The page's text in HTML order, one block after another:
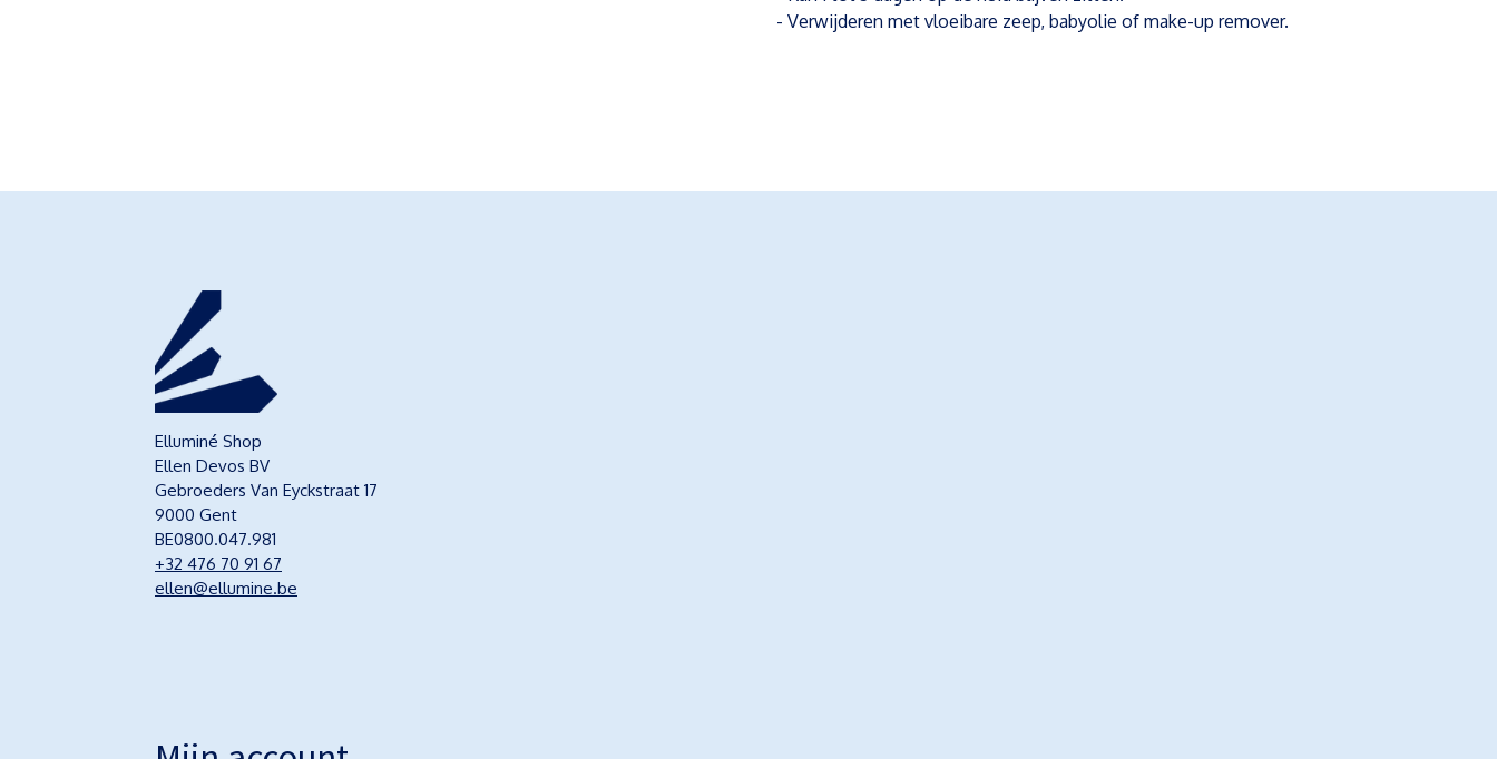
- Verwijderen met vloeibare zeep, babyolie of make-up remover.
Elluminé Shop
Ellen Devos BV
Gebroeders Van Eyckstraat 17
9000 Gent
BE0800.047.981
+32 476 70 91 67
ellen@ellumine.be